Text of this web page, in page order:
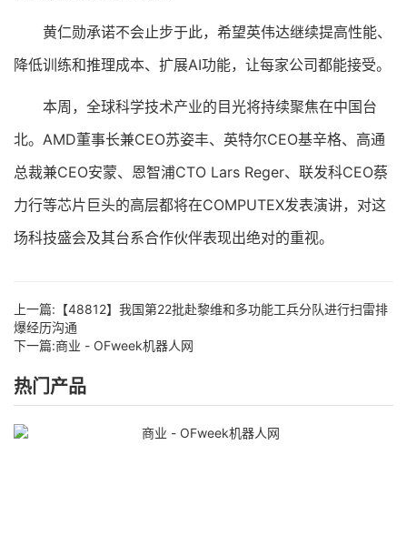
黄仁勋承诺不会止步于此，希望英伟达继续提高性能、
降低训练和推理成本、扩展AI功能，让每家公司都能接受。
本周，全球科学技术产业的目光将持续聚焦在中国台
北。AMD董事长兼CEO苏姿丰、英特尔CEO基辛格、高通
总裁兼CEO安蒙、恩智浦CTO Lars Reger、联发科CEO蔡
力行等芯片巨头的高层都将在COMPUTEX发表演讲，对这
场科技盛会及其台系合作伙伴表现出绝对的重视。
上一篇: 【48812】我国第22批赴黎维和多功能工兵分队进行扫雷排
爆经历沟通
下一篇:商业 - OFweek机器人网
热门产品